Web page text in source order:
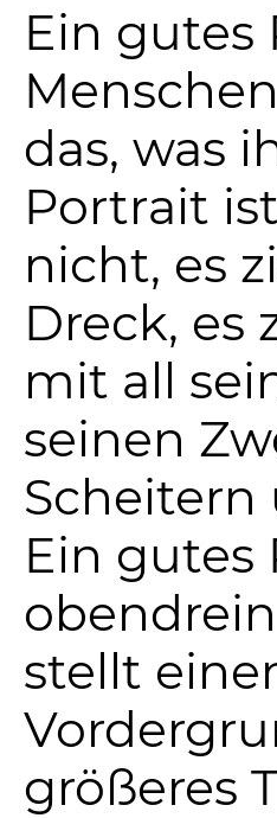
Ein gutes
das, was
Portrait
nicht, es
Dreck, es
mit all
seinen
Scheitern
Ein gutes
stellt
größeres